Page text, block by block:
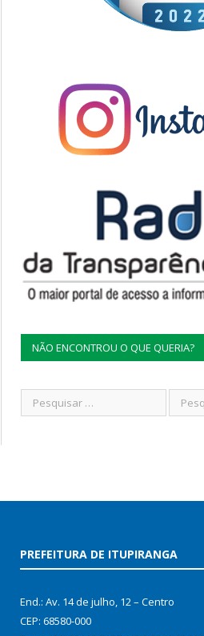
NÃO ENCONTROU O QUE QUERIA?
PREFEITURA DE ITUPIRANGA
End.: Av. 14 de julho, 12 – Centro
CEP: 68580-000